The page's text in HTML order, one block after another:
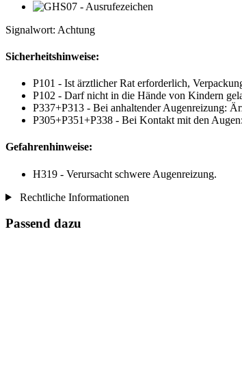
Signalwort: Achtung
Sicherheitshinweise:
P101 - Ist ärztlicher Rat erforderlich,
P102 - Darf nicht in die Hände von Kindern
P337+P313 - Bei anhaltender Augenreizung:
P305+P351+P338 - Bei Kontakt mit den
Gefahrenhinweise:
H319 - Verursacht schwere Augenreizung.
Rechtliche Informationen
Passend dazu